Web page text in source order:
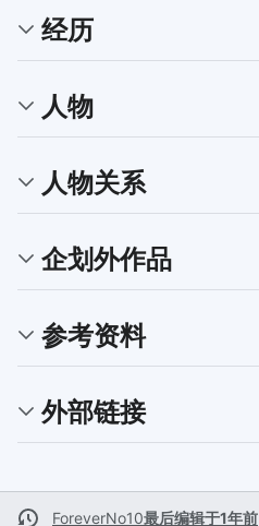
经历
人物
人物关系
企划外作品
参考资料
外部链接
ForeverNo10最后编辑于1年前